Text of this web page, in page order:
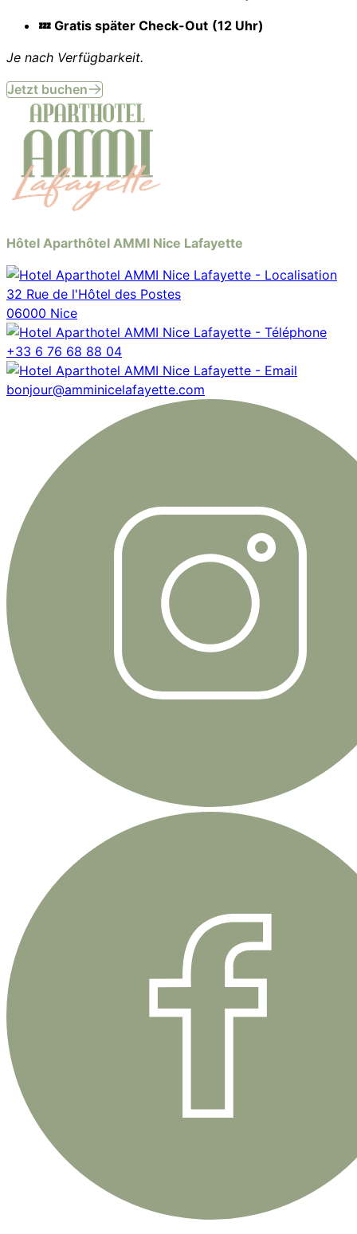
💤 Gratis später Check-Out (12 Uhr)
Je nach Verfügbarkeit.
Jetzt buchen
Hôtel Aparthôtel AMMI Nice Lafayette
32 Rue de l'Hôtel des Postes
06000 Nice
+33 6 76 68 88 04
bonjour@amminicelafayette.com